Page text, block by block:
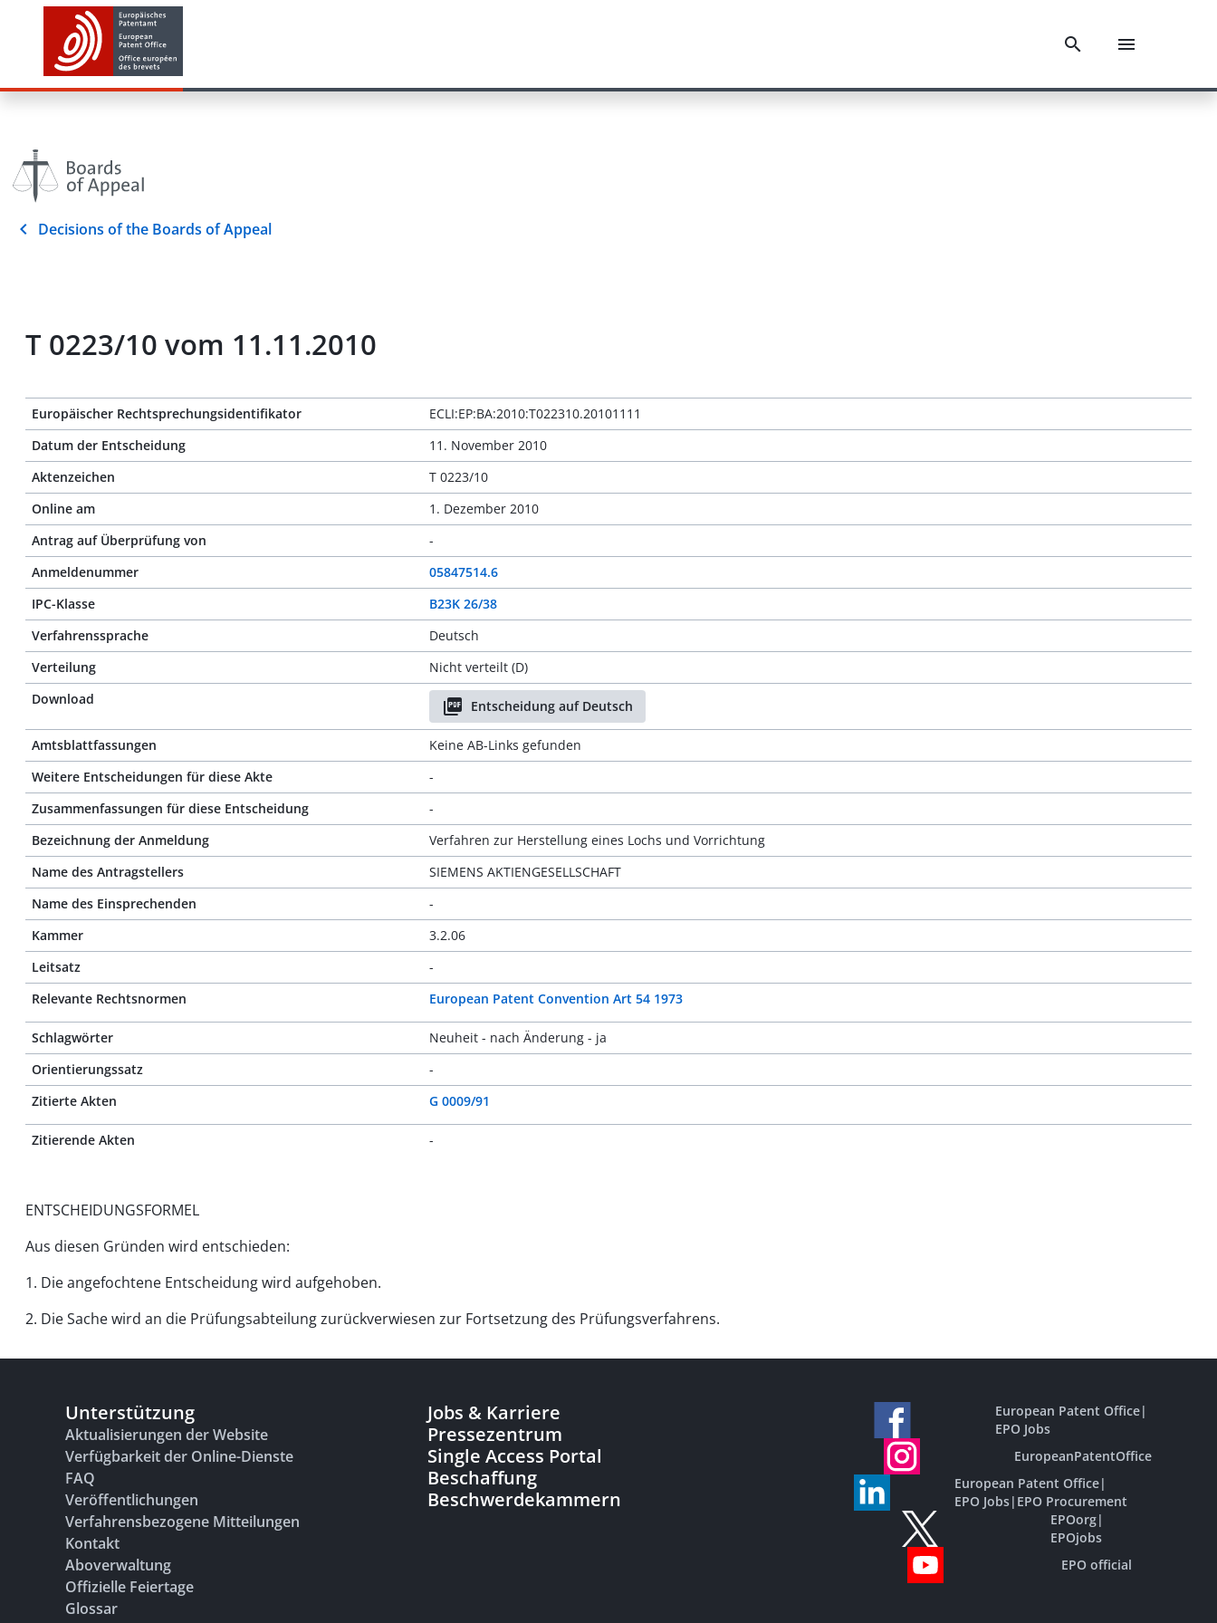
Decisions of the Boards of Appeal
T 0223/10 vom 11.11.2010
Europäischer Rechtsprechungsidentifikator
ECLI:EP:BA:2010:T022310.20101111
Datum der Entscheidung
11. November 2010
Aktenzeichen
T 0223/10
Online am
1. Dezember 2010
Antrag auf Überprüfung von
-
Anmeldenummer
05847514.6
IPC-Klasse
B23K 26/38
Verfahrenssprache
Deutsch
Verteilung
Nicht verteilt (D)
Download
Entscheidung auf Deutsch
Amtsblattfassungen
Keine AB-Links gefunden
Weitere Entscheidungen für diese Akte
-
Zusammenfassungen für diese Entscheidung
-
Bezeichnung der Anmeldung
Verfahren zur Herstellung eines Lochs und Vorrichtung
Name des Antragstellers
SIEMENS AKTIENGESELLSCHAFT
Name des Einsprechenden
-
Kammer
3.2.06
Leitsatz
-
Relevante Rechtsnormen
European Patent Convention Art 54 1973
Schlagwörter
Neuheit - nach Änderung - ja
Orientierungssatz
-
Zitierte Akten
G 0009/91
Zitierende Akten -
ENTSCHEIDUNGSFORMEL
Aus diesen Gründen wird entschieden:
1. Die angefochtene Entscheidung wird aufgehoben.
2. Die Sache wird an die Prüfungsabteilung zurückverwiesen zur Fortsetzung des Prüfungsverfahrens.
Unterstützung
Aktualisierungen der Website
Verfügbarkeit der Online-Dienste
FAQ
Veröffentlichungen
Verfahrensbezogene Mitteilungen
Kontakt
Aboverwaltung
Offizielle Feiertage
Glossar
Jobs & Karriere
Pressezentrum
Single Access Portal
Beschaffung
Beschwerdekammern
European Patent Office|
EPO Jobs
EuropeanPatentOffice
European Patent Office|
EPO Jobs| EPO Procurement
EPOorg|
EPOjobs
EPO official